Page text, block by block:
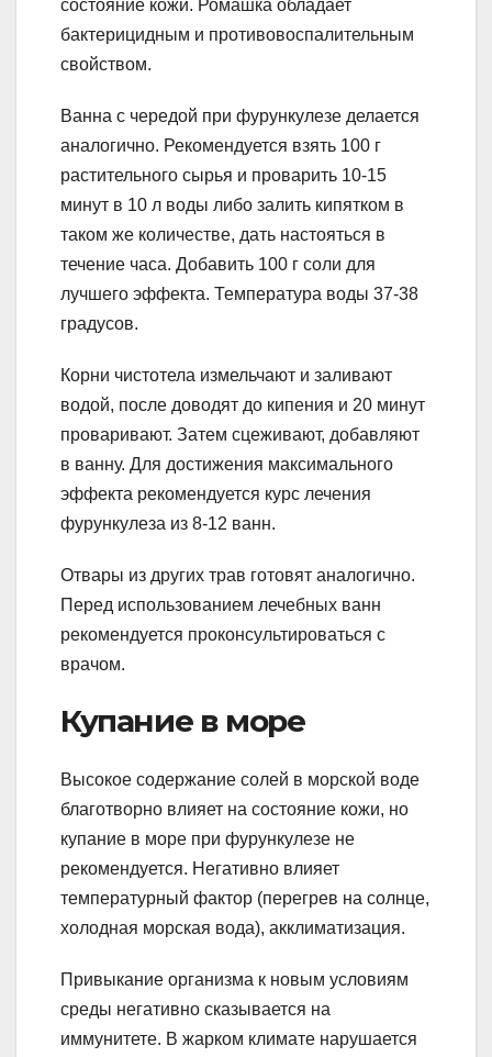
состояние кожи. Ромашка обладает
бактерицидным и противовоспалительным
свойством.
Ванна с чередой при фурункулезе делается
аналогично. Рекомендуется взять 100 г
растительного сырья и проварить 10-15
минут в 10 л воды либо залить кипятком в
таком же количестве, дать настояться в
течение часа. Добавить 100 г соли для
лучшего эффекта. Температура воды 37-38
градусов.
Корни чистотела измельчают и заливают
водой, после доводят до кипения и 20 минут
проваривают. Затем сцеживают, добавляют
в ванну. Для достижения максимального
эффекта рекомендуется курс лечения
фурункулеза из 8-12 ванн.
Отвары из других трав готовят аналогично.
Перед использованием лечебных ванн
рекомендуется проконсультироваться с
врачом.
Купание в море
Высокое содержание солей в морской воде
благотворно влияет на состояние кожи, но
купание в море при фурункулезе не
рекомендуется. Негативно влияет
температурный фактор (перегрев на солнце,
холодная морская вода), акклиматизация.
Привыкание организма к новым условиям
среды негативно сказывается на
иммунитете. В жарком климате нарушается